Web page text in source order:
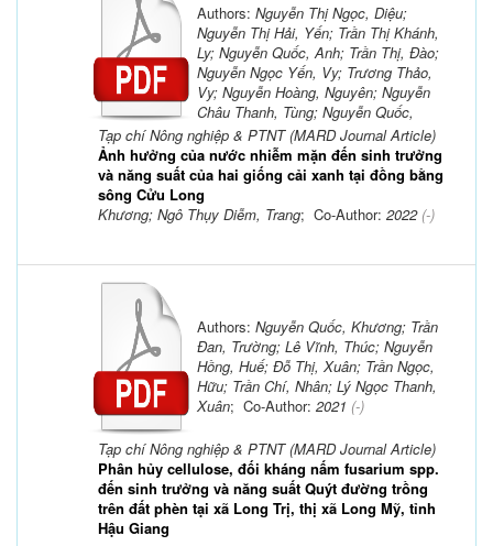
Tạp chí Nông nghiệp & PTNT (MARD Journal Article)
Ảnh hưởng của nước nhiễm mặn đến sinh trưởng
và năng suất của hai giống cải xanh tại đồng bằng
sông Cửu Long
Authors: Nguyễn Thị Ngọc, Diệu;
Nguyễn Thị Hải, Yến; Trần Thị Khánh,
Ly; Nguyễn Quốc, Anh; Trần Thị, Đào;
Nguyễn Ngọc Yến, Vy; Trương Thảo,
Vy; Nguyễn Hoàng, Nguyên; Nguyễn
Châu Thanh, Tùng; Nguyễn Quốc,
Khương; Ngô Thụy Diễm, Trang; Co-Author: 2022(-)
Tạp chí Nông nghiệp & PTNT (MARD Journal Article)
Phân hủy cellulose, đối kháng nấm fusarium spp.
đến sinh trưởng và năng suất Quýt đường trồng
trên đất phèn tại xã Long Trị, thị xã Long Mỹ, tỉnh
Hậu Giang
Authors: Nguyễn Quốc, Khương; Trần
Đan, Trường; Lê Vĩnh, Thúc; Nguyễn
Hồng, Huế; Đỗ Thị, Xuân; Trần Ngọc,
Hữu; Trần Chí, Nhân; Lý Ngọc Thanh,
Xuân; Co-Author: 2021 (-)